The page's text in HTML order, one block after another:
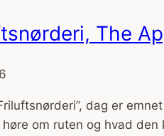
The
dag er
om ruten og hvad